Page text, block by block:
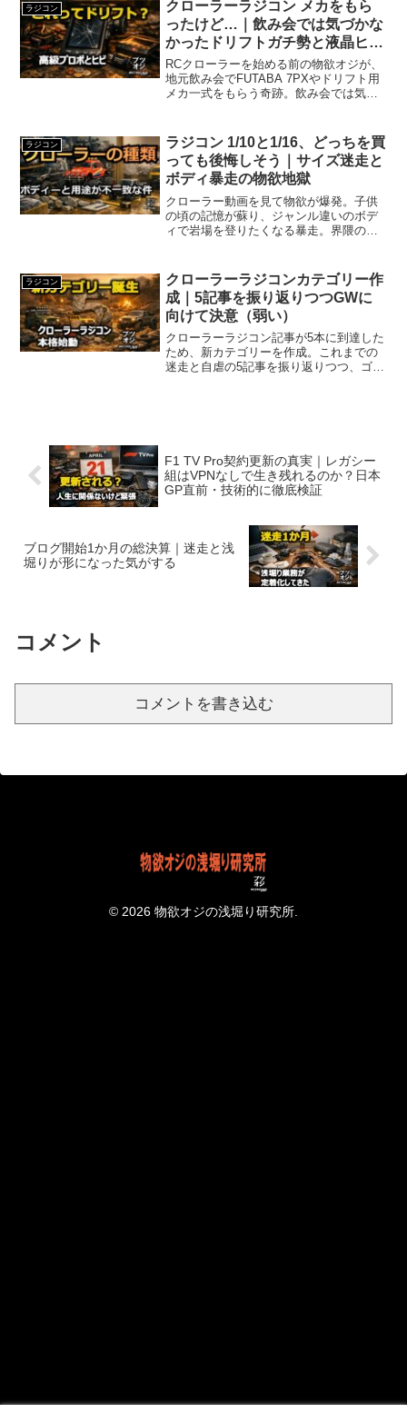
ラジコン
クローラーラジコン メカをもら
ったけど…｜飲み会では気づかな
かったドリフトガチ勢と液晶ヒビ
の衝撃
RCクローラーを始める前の物欲オジが、
地元飲み会でFUTABA 7PXやドリフト用
メカ一式をもらう奇跡。飲み会では気づ
く第7回。
ラジコン
ラジコン 1/10と1/16、どっちを買
っても後悔しそう｜サイズ迷走と
ボディ暴走の物欲地獄
クローラー動画を見て物欲が爆発。子供
の頃の記憶が蘇り、ジャンル違いのボデ
ィで岩場を登りたくなる暴走。界隈の玄
ラジコン
クローラーラジコンカテゴリー作
成｜5記事を振り返りつつGWに
向けて決意（弱い）
クローラーラジコン記事が5本に到達した
ため、新カテゴリーを作成。これまでの
迷走と自虐の5記事を振り返りつつ、ゴー
F1 TV Pro契約更新の真実｜レガシー
組はVPNなしで生き残れるのか？日本
GP直前・技術的に徹底検証
ブログ開始1か月の総決算｜迷走と浅
堀りが形になった気がする
コメント
コメントを書き込む
© 2026 物欲オジの浅堀り研究所.